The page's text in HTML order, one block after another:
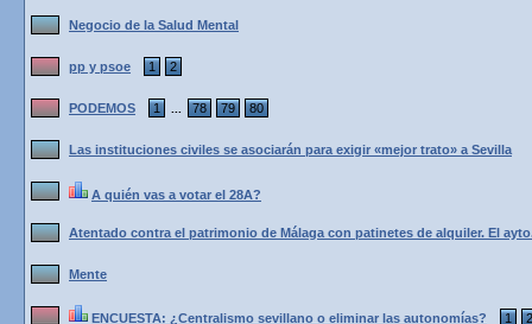
Negocio de la Salud Mental
pp y psoe 1 2
PODEMOS 1 78 79 80
Las instituciones civiles se asociarán para exigir «mejor trato» a Sevilla
A quién vas a votar el 28A?
Atentado contra el patrimonio de Málaga con patinetes de alquiler. El
Mente
ENCUESTA: ¿Centralismo sevillano o eliminar las autonomías? 1 2